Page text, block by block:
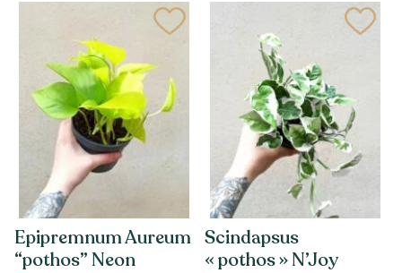
Epipremnum Aureum
“pothos” Neon
Scindapsus
« pothos » N’Joy